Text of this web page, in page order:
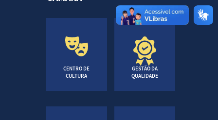
CENTRO DE
CULTURA
GESTÃO DA
QUALIDADE